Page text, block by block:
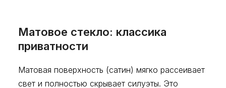
Матовое стекло: классика
приватности
Матовая поверхность (сатин) мягко рассеивает
свет и полностью скрывает силуэты. Это